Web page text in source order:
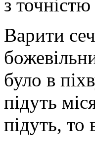
з
Варити
було в
підуть
підуть, то